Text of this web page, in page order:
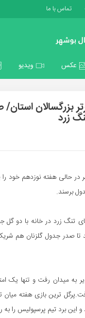
تماس با ما
عکس ویدیو
بزرگسالان
زرد
در حالی هفته نوزدهم
برسند.
این تیم 15 گله شد تا صدر جدول
به میدان رفت و تنها یک
یافت.پرگل ترین بازی